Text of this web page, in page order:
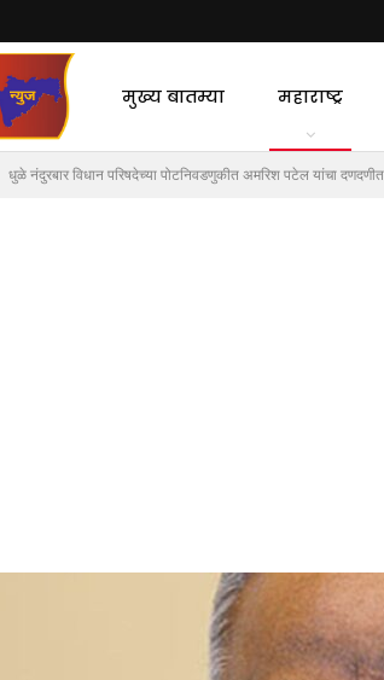
मुख्य बातम्या महाराष्ट्र
धुळे नंदुरबार विधान परिषदेच्या पोटनिवडणुकीत अमरिश पटेल यांचा